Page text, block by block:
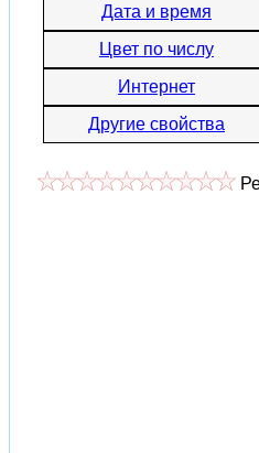
Дата и время
Цвет по числу
Интернет
Другие свойства